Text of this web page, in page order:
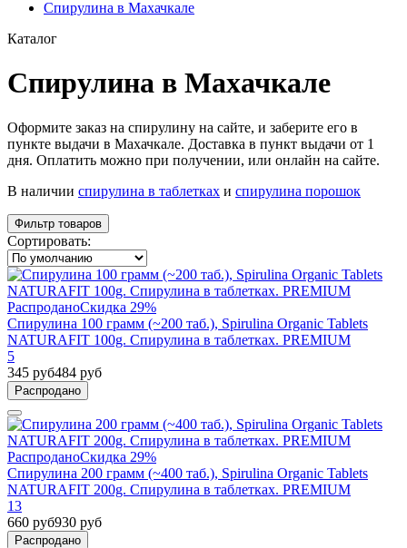
Спирулина в Махачкале
Каталог
Спирулина в Махачкале
Оформите заказ на спирулину на сайте, и заберите его в
пункте выдачи в Махачкале. Доставка в пункт выдачи от 1
дня. Оплатить можно при получении, или онлайн на сайте.
В наличии спирулина в таблетках и спирулина порошок
Фильтр товаров
Сортировать:
РаспроданоСкидка 29%
Спирулина 100 грамм (~200 таб.), Spirulina Organic Tablets
NATURAFIT 100g. Спирулина в таблетках. PREMIUM
5
345 руб484 руб
Распродано
РаспроданоСкидка 29%
Спирулина 200 грамм (~400 таб.), Spirulina Organic Tablets
NATURAFIT 200g. Спирулина в таблетках. PREMIUM
13
660 руб930 руб
Распродано